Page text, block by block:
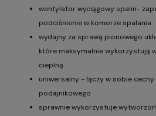
wentylator wyciągowy spalin-
podciśnienie w komorze spalania
wydajny za sprawą pionowego
które maksymalnie wykorzystują
cieplną.
uniwersalny - łączy w sobie
podajnikowego
sprawnie wykorzystuje